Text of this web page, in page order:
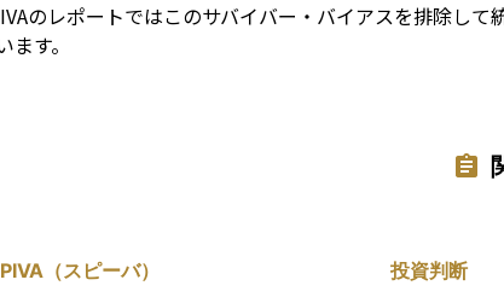
のレポートではこのサバイバー・バイアスを排除し
ます。
（スピーバ）
投資判断